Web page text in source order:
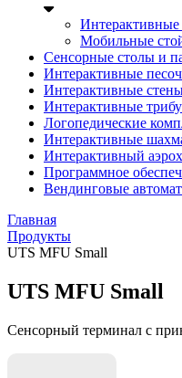
Интерактивные
Мобильные
Сенсорные столы и
Интерактивные
Интерактивные
Интерактивные
Логопедические
Интерактивные
Интерактивный
Программное
Вендинговые
Главная
Продукты
UTS MFU Small
UTS MFU Small
Сенсорный терминал с